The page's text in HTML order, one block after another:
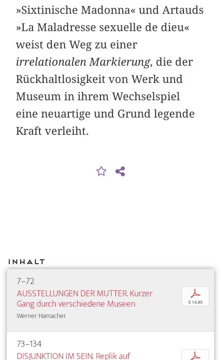
»Sixtinische Madonna« und Artauds
»La Maladresse sexuelle de dieu«
weist den Weg zu einer
irrelationalen Markierung, die der
Rückhaltlosigkeit von Werk und
Museum in ihrem Wechselspiel
eine neuartige und Grund legende
Kraft verleiht.
Inhalt
7–72
AUSSTELLUNGEN DER MUTTER. Kurzer
Gang durch verschiedene Museen
Werner Hamacher
p
€ 14,95
73–134
DISJUNKTION IM SEIN. Replik auf
p